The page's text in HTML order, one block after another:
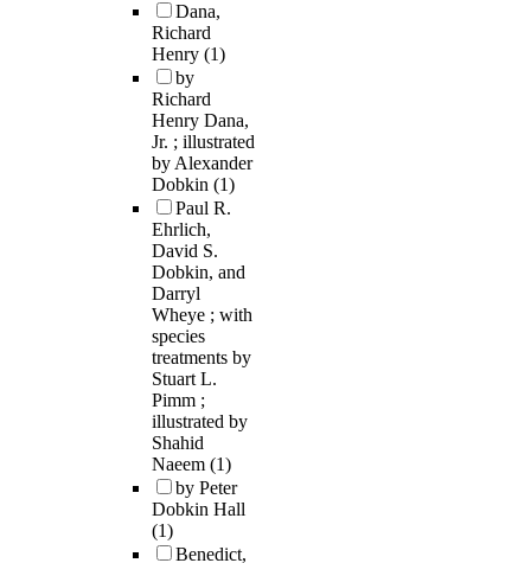
Dana,
Richard
Henry (1)
by
Richard
Henry Dana,
Jr. ; illustrated
by Alexander
Dobkin (1)
Paul R.
Ehrlich,
David S.
Dobkin, and
Darryl
Wheye ; with
species
treatments by
Stuart L.
Pimm ;
illustrated by
Shahid
Naeem (1)
by Peter
Dobkin Hall
(1)
Benedict,